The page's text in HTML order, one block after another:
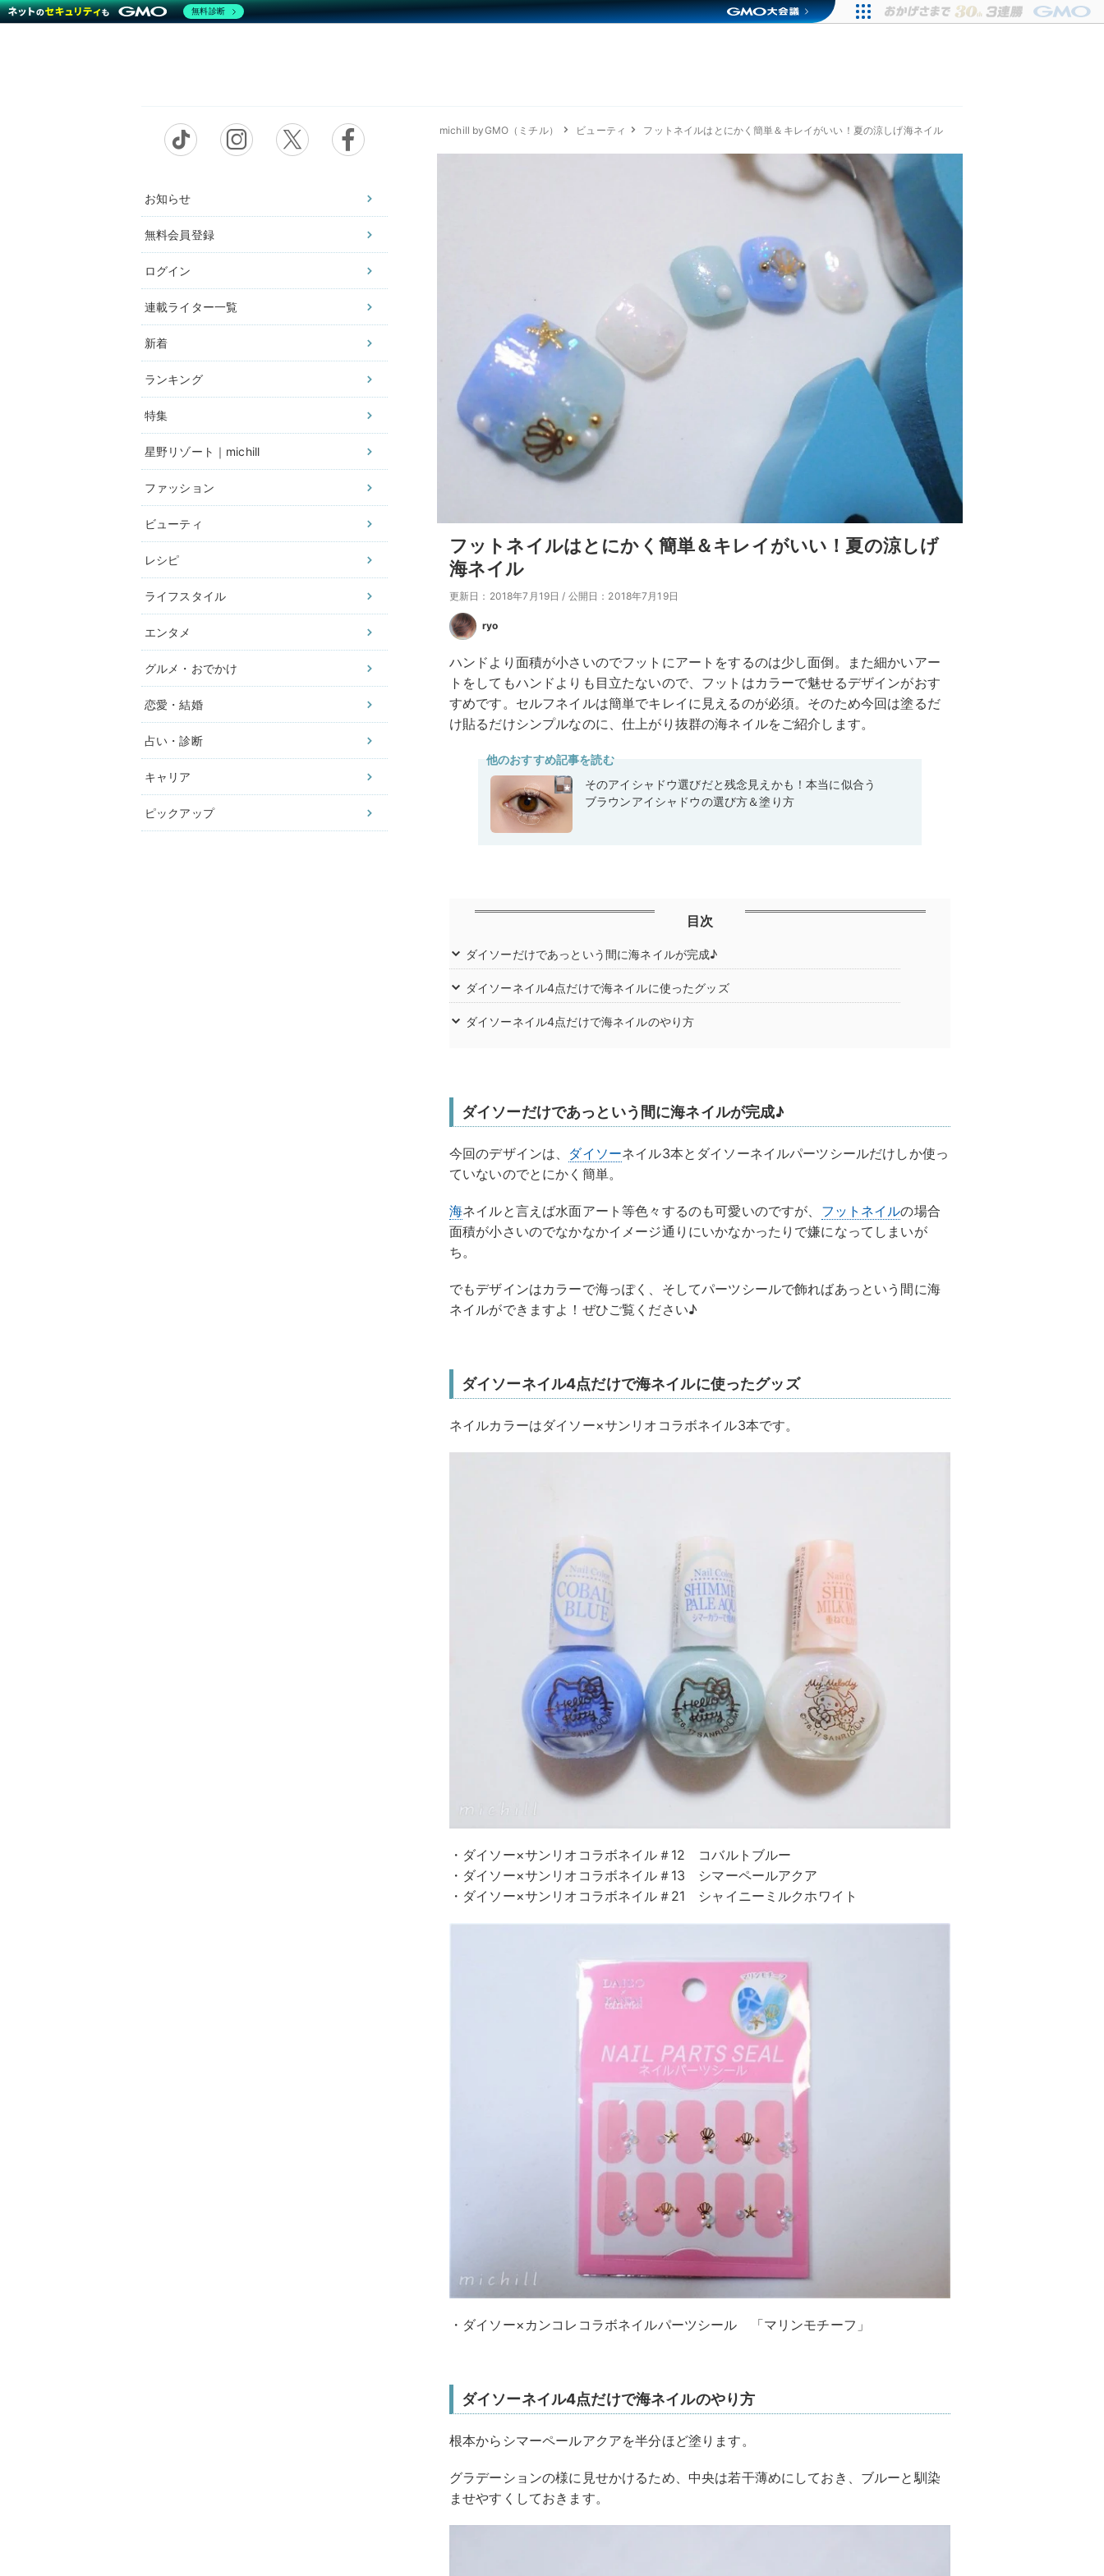
お知らせ
無料会員登録
ログイン
連載ライター一覧
新着
ランキング
特集
星野リゾート｜michill
ファッション
ビューティ
レシピ
ライフスタイル
エンタメ
グルメ・おでかけ
恋愛・結婚
占い・診断
キャリア
ピックアップ
michill byGMO（ミチル） ビューティ フットネイルはとにかく簡単＆キレイがいい！夏の涼しげ海ネイル
フットネイルはとにかく簡単＆キレイがいい！夏の涼しげ
海ネイル
更新日：2018年7月19日 / 公開日：2018年7月19日
ryo
ハンドより面積が小さいのでフットにアートをするのは少し面倒。また細かいアー
トをしてもハンドよりも目立たないので、フットはカラーで魅せるデザインがおす
すめです。セルフネイルは簡単でキレイに見えるのが必須。そのため今回は塗るだ
け貼るだけシンプルなのに、仕上がり抜群の海ネイルをご紹介します。
他のおすすめ記事を読む
そのアイシャドウ選びだと残念見えかも！本当に似合う
ブラウンアイシャドウの選び方＆塗り方
目次
ダイソーだけであっという間に海ネイルが完成♪
ダイソーネイル4点だけで海ネイルに使ったグッズ
ダイソーネイル4点だけで海ネイルのやり方
ダイソーだけであっという間に海ネイルが完成♪
今回のデザインは、 ダイソーネイル3本とダイソーネイルパーツシールだけしか使っ
ていないのでとにかく簡単。
海ネイルと言えば水面アート等色々するのも可愛いのですが、 フットネイルの場合
面積が小さいのでなかなかイメージ通りにいかなかったりで嫌になってしまいが
ち。
でもデザインはカラーで海っぽく、そしてパーツシールで飾ればあっという間に海
ネイルができますよ！ぜひご覧ください♪
ダイソーネイル4点だけで海ネイルに使ったグッズ
ネイルカラーはダイソー×サンリオコラボネイル3本です。
・ダイソー×サンリオコラボネイル＃12 コバルトブルー
・ダイソー×サンリオコラボネイル＃13 シマーペールアクア
・ダイソー×サンリオコラボネイル＃21 シャイニーミルクホワイト
・ダイソー×カンコレコラボネイルパーツシール 「マリンモチーフ」
ダイソーネイル4点だけで海ネイルのやり方
根本からシマーペールアクアを半分ほど塗ります。
グラデーションの様に見せかけるため、中央は若干薄めにしておき、ブルーと馴染
ませやすくしておきます。
無料診断